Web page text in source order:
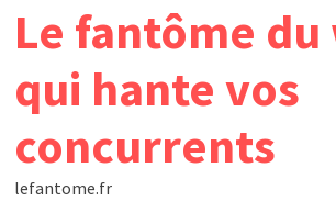
Le fantôme du
qui hante vos
concurrents
lefantome.fr